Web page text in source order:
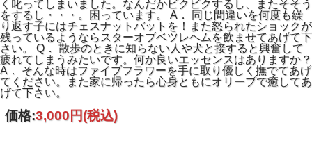
く叱ってしまいました。なんだかビクビクするし、またそそう
をするし・・・。困っています。 A． 同じ間違いを何度も繰
り返す子にはチェスナットバットを！また怒られたショックが
残っているようならスターオブベツレヘムを飲ませてあげて下
さい。 Q． 散歩のときに知らない人や犬と接すると興奮して
疲れてしまうみたいです。何か良いエッセンスはありますか？
A． そんな時はファイブフラワーを手に取り優しく撫でてあげ
てください。また家に帰ったら心身ともにオリーブで癒してあ
げて下さい。
価格:3,000円(税込)